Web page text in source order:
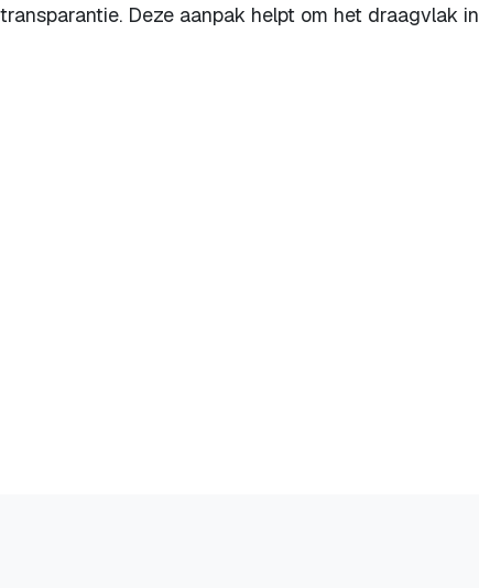
Deze aanpak helpt om het draagvlak in